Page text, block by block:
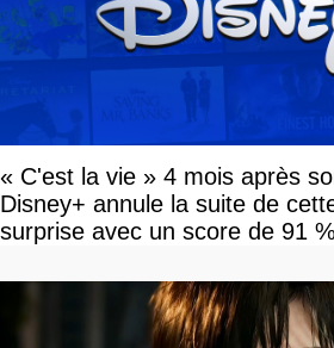
« C'est la vie » 4 mois après
Disney+ annule la suite de
surprise avec un score de 91 %